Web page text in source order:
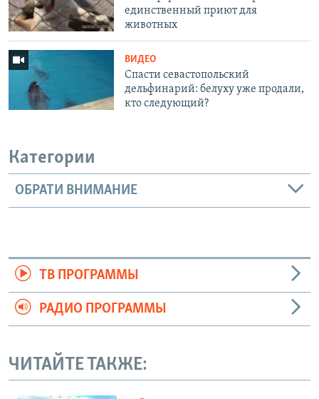
единственный приют для
животных
ВИДЕО
Спасти севастопольский
дельфинарий: белуху уже продали,
кто следующий?
Категории
ОБРАТИ ВНИМАНИЕ
ТВ ПРОГРАММЫ
РАДИО ПРОГРАММЫ
ЧИТАЙТЕ ТАКЖЕ: